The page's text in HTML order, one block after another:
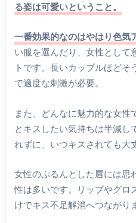
る姿は可愛いということ。
一番効果的なのはやはり色気
い服を選んだり、女性として
トです。長いカップルほど
で適度な刺激が必要。
また、どんなに魅力的な女性
とキスしたい気持ちは半減し
れずに、いつキスされても大
女性のぷるんとした唇には思
性は多いです。リップやグロ
けでキス不足解消へつながり